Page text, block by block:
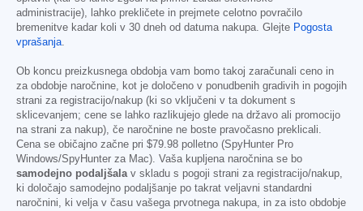
administracije), lahko prekličete in prejmete celotno povračilo
bremenitve kadar koli v 30 dneh od datuma nakupa. Glejte Pogosta
vprašanja.
Ob koncu preizkusnega obdobja vam bomo takoj zaračunali ceno in
za obdobje naročnine, kot je določeno v ponudbenih gradivih in pogojih
strani za registracijo/nakup (ki so vključeni v ta dokument s
sklicevanjem; cene se lahko razlikujejo glede na državo ali promocijo
na strani za nakup), če naročnine ne boste pravočasno preklicali.
Cena se običajno začne pri $79.98 polletno (SpyHunter Pro
Windows/SpyHunter za Mac). Vaša kupljena naročnina se bo
samodejno podaljšalav skladu s pogoji strani za registracijo/nakup,
ki določajo samodejno podaljšanje po takrat veljavni standardni
naročnini, ki velja v času vašega prvotnega nakupa, in za isto obdobje